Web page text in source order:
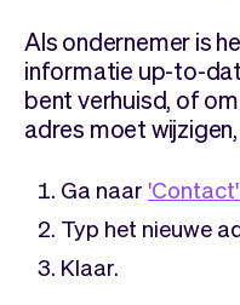
CRM voor MKB
Inschrijfformulier
Bestelsysteem
Verhalen
Blog
Checkout
Betalingen
Pro
App
Als ondernemer is
informatie up-to-
bent verhuisd, of
adres moet
Ga naar 'Contact'
Typ het nieuwe
Klaar.